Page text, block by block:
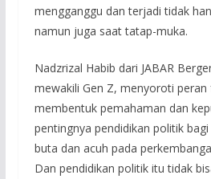
mengganggu dan terjadi tidak
namun juga saat tatap-muka.
Nadzrizal Habib dari JABAR
mewakili Gen Z, menyoroti
membentuk pemahaman dan
pentingnya pendidikan politik
buta dan acuh pada
Dan pendidikan politik itu tidak